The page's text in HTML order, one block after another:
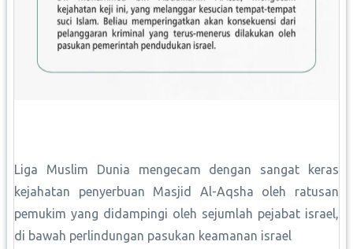
Liga Muslim Dunia mengecam dengan sangat keras
kejahatan penyerbuan Masjid Al-Aqsha oleh ratusan
pemukim yang didampingi oleh sejumlah pejabat israel,
di bawah perlindungan pasukan keamanan israel